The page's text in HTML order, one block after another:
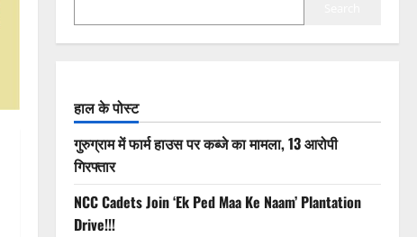
हाल के पोस्ट
गुरुग्राम में फार्म हाउस पर कब्जे का मामला, 13 आरोपी
गिरफ्तार
NCC Cadets Join ‘Ek Ped Maa Ke Naam’ Plantation
Drive!!!